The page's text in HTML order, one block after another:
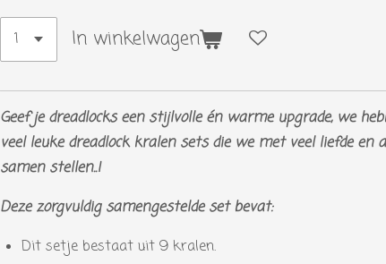
In winkelwagen
Geef je dreadlocks een stijlvolle én warme upgrade, we
veel leuke dreadlock kralen sets die we met veel liefde en
samen stellen..!
Deze zorgvuldig samengestelde set bevat:
Dit setje bestaat uit 9 kralen.